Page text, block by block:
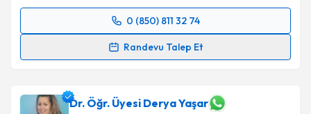
0 (850) 811 32 74
Randevu Talep Et
Randevu Takvimi Talebi
takvim hazırlandığında e-posta ile bilgilendireceğiz.
Dr. Öğr. Üyesi Derya Yaşar